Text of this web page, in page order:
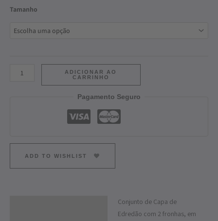
Tamanho
ADICIONAR AO
CARRINHO
Pagamento Seguro
ADD TO WISHLIST
Conjunto de Capa de
Edredão com 2 fronhas, em